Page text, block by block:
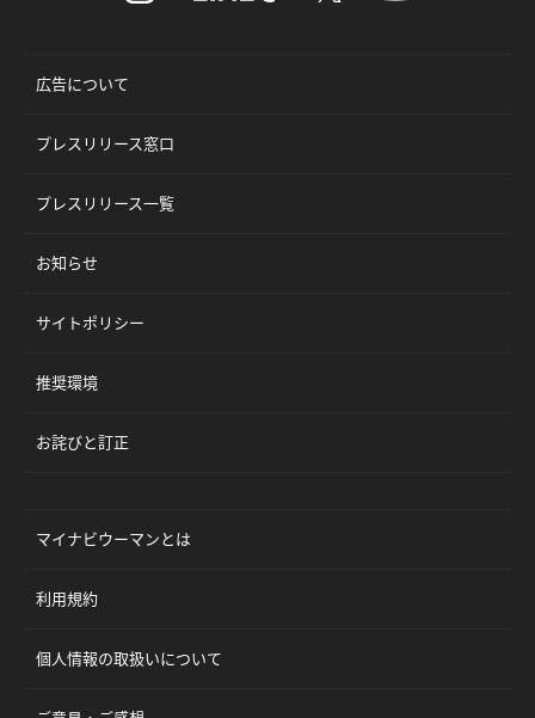
広告について
プレスリリース窓口
プレスリリース一覧
お知らせ
サイトポリシー
推奨環境
お詫びと訂正
マイナビウーマンとは
利用規約
個人情報の取扱いについて